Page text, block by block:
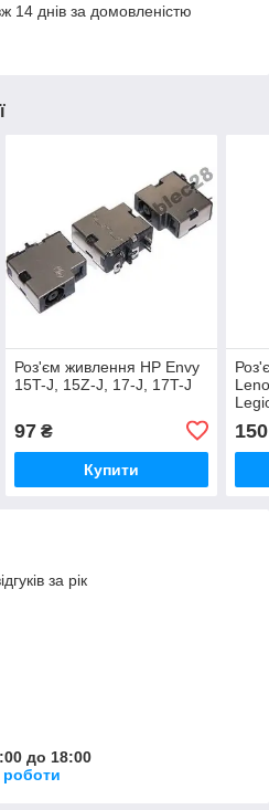
14 днів за домовленістю
Роз'єм живлення HP Envy
15T-J, 15Z-J, 17-J, 17T-J
97₴
Купити
150
за рік
до 18:00
роботи